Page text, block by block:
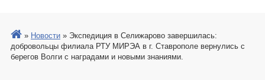
» Новости » Экспедиция в Селижарово завершилась:
добровольцы филиала РТУ МИРЭА в г. Ставрополе вернулись с
берегов Волги с наградами и новыми знаниями.